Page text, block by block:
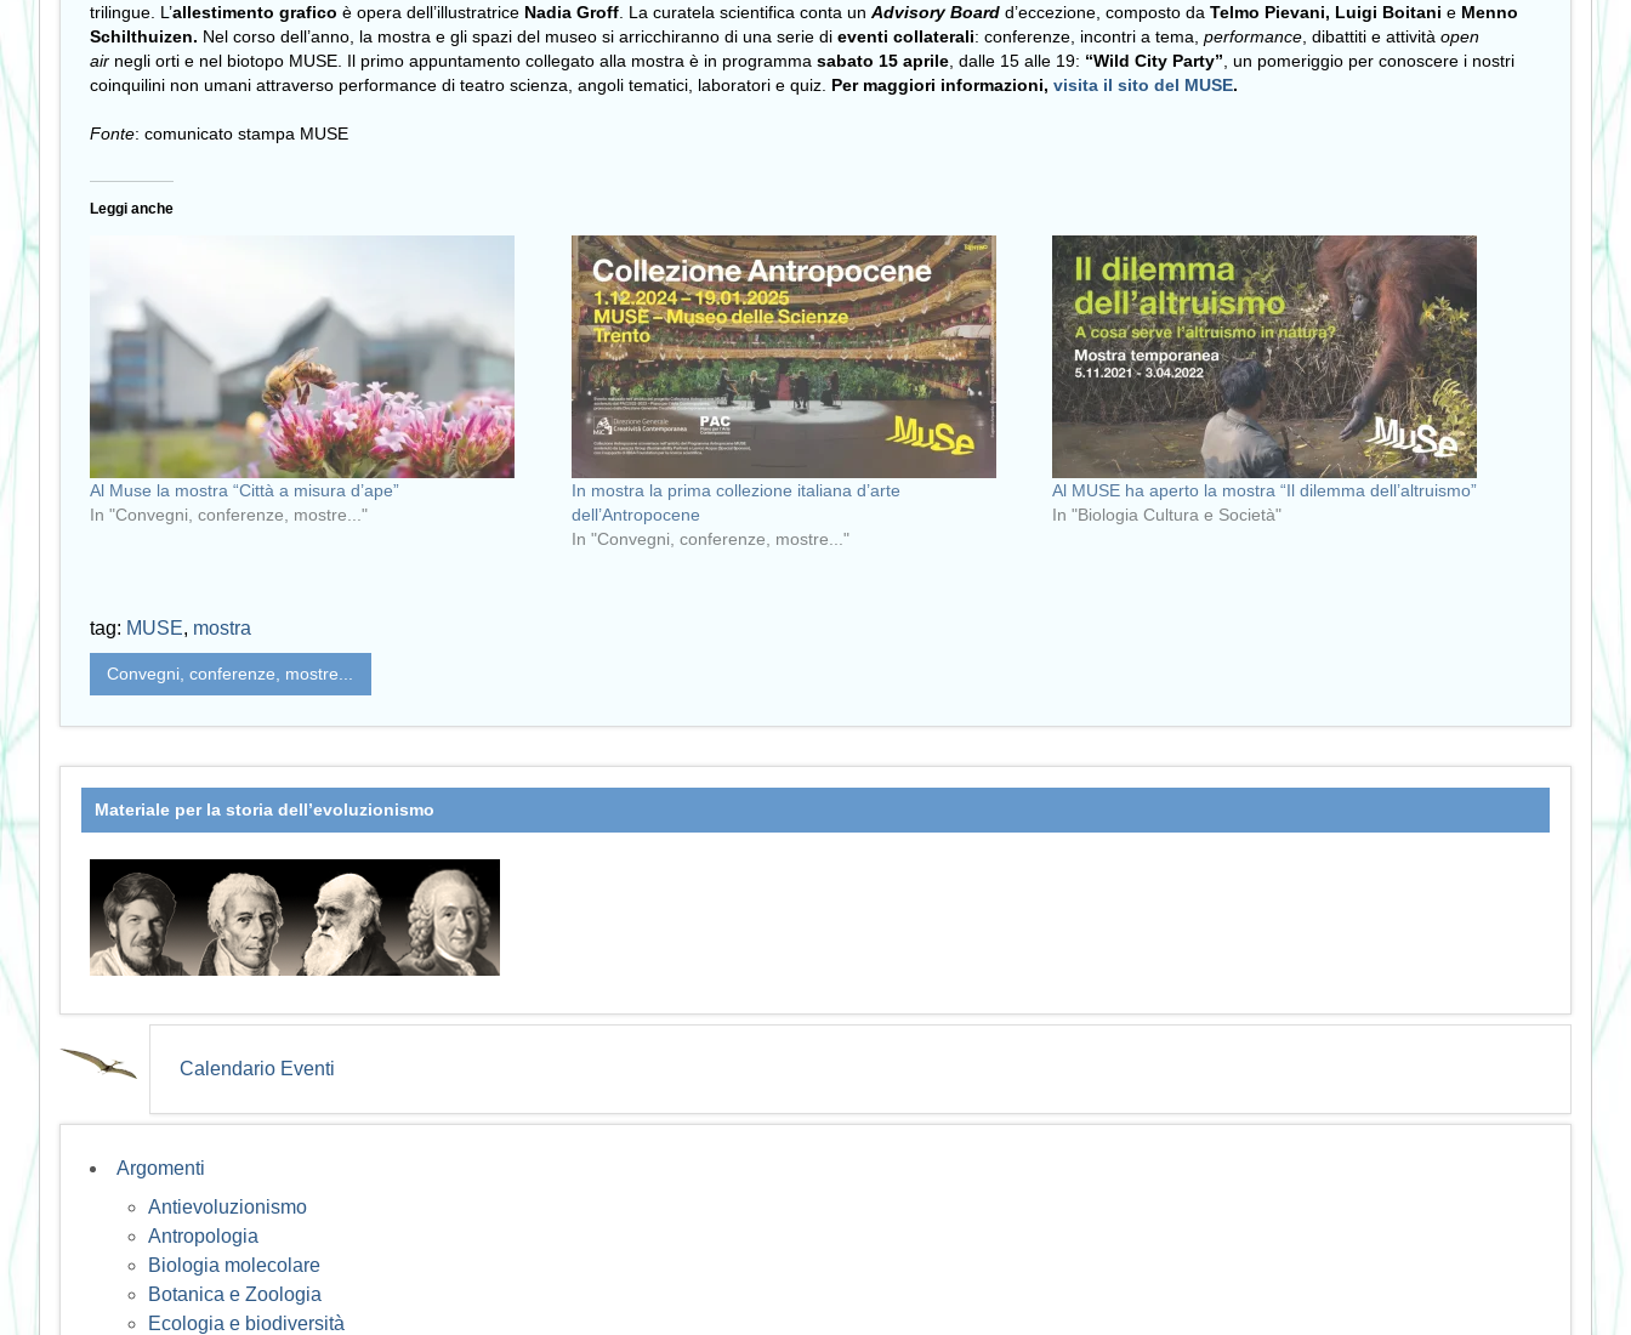
trilingue. L’allestimento grafico è opera dell’illustratrice Nadia Groff La curatela scientifica conta un Advisory Board d’eccezione, composto da Telmo Pievani, Luigi Boitani e Menno
Schilthuizen. Nel corso dell’anno, la mostra e gli spazi del museo si arricchiranno di una serie di eventi collaterali: conferenze, incontri a tema, performance , dibattiti e attività open
air negli orti e nel biotopo MUSE. Il primo appuntamento collegato alla mostra è in programma sabato 15 aprile , dalle 15 alle 19: “Wild City Party” , un pomeriggio per conoscere i nostri
coinquilini non umani attraverso performance di teatro scienza, angoli tematici, laboratori e quiz. Per maggiori informazioni, visita il sito del MUSE.
Fonte: comunicato stampa MUSE
Leggi anche
Al Muse la mostra “Città a misura d’ape”
In "Convegni, conferenze, mostre..."
In mostra la prima collezione italiana d’arte
dell’Antropocene
In "Convegni, conferenze, mostre..."
Al MUSE ha aperto la mostra “Il dilemma dell’altruismo”
In "Biologia Cultura e Società"
tag: MUSE, mostra
Convegni, conferenze, mostre...
Materiale per la storia dell’evoluzionismo
Calendario Eventi
Argomenti
Antievoluzionismo
Antropologia
Biologia molecolare
Botanica e Zoologia
Ecologia e biodiversità